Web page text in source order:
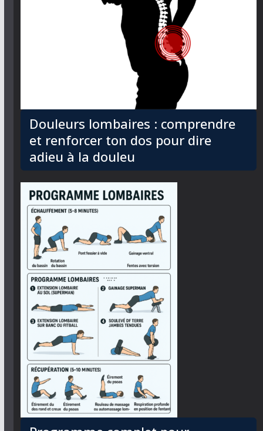
Douleurs lombaires : comprendre
et renforcer ton dos pour dire
adieu à la douleu